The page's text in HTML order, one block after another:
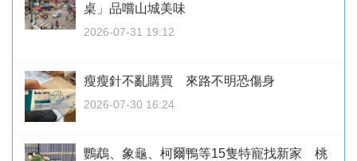
桌」品嚐山城美味
2026-07-31 19:12
瘦瘦針不亂購買 來路不明恐傷身
2026-07-30 16:24
鸚鵡、象龜、柯爾鴨等15隻特寵找新家 桃